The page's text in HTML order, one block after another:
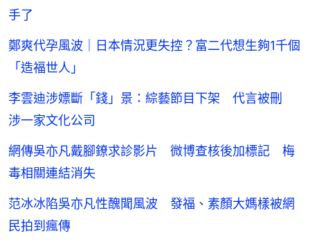
手了
鄭爽代孕風波｜日本情況更失控？富二代想生夠1千個
「造福世人」
李雲迪涉嫖斷「錢」景：綜藝節目下架 代言被刪
涉一家文化公司
網傳吳亦凡戴腳鐐求診影片 微博查核後加標記 梅
毒相關連結消失
范冰冰陷吳亦凡性醜聞風波 發福、素顏大媽樣被網
民拍到瘋傳